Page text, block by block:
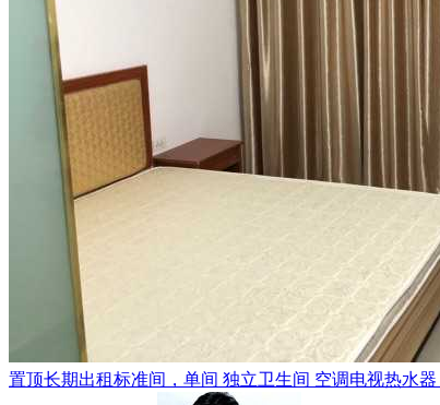
置顶长期出租标准间，单间 独立卫生间 空调电视热水